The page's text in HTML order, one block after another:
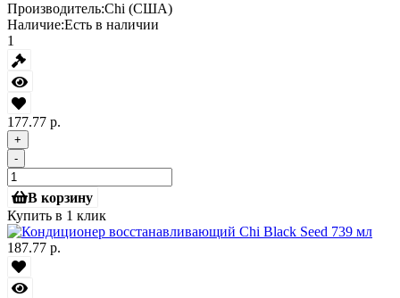
Производитель:Chi (США)
Наличие:Есть в наличии
1
177.77 р.
+
-
В корзину
Купить в 1 клик
187.77 р.